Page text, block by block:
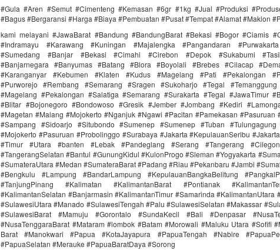
#Gula #Aren #Semut #Cimenteng #Kemasan #6gr #1kg #Jual #Produksi
#Bagus #Bergaransi #Harga #Biaya #Pembuatan #Pusat #Tempat #Alamat #Maklon
kami melayani #JawaBarat #Bandung #BandungBarat #Bekasi #Bogor #Ciamis
#Indramayu #Karawang #Kuningan #Majalengka #Pangandaran
#Sumedang #Banjar #Bekasi #Cimahi #Cirebon #Depok #Sukabumi
#Banjarnegara #Banyumas #Batang #Blora #Boyolali #Brebes #Cilacap
#Karanganyar #Kebumen #Klaten #Kudus #Magelang #Pati #Pekalongan
#Purworejo #Rembang #Semarang #Sragen #Sukoharjo #Tegal
#Magelang #Pekalongan #Salatiga #Semarang #Surakarta #Tegal #JawaTimur
#Blitar #Bojonegoro #Bondowoso #Gresik #Jember #Jombang #Kediri
#Magetan #Malang #Mojokerto #Nganjuk #Ngawi #Pacitan #Pamekasan #Pasuruan
#Sampang #Sidoarjo #Situbondo #Sumenep #Sumenep #Tuban
#Mojokerto #Pasuruan #Probolinggo #Surabaya #Jakarta #KepulauanSeribu
#Timur #Utara #banten #Lebak #Pandeglang #Serang #Tangerang
#TangerangSelatan #Bantul #GunungKidul #KulonProgo #Sleman #Yogyakarta
#SumateraUtara #Medan #SumateraBarat #Padang #Riau #Pekanbaru #Jambi
#Bengkulu #Lampung #BandarLampung #KepulauanBangkaBelitung
#TanjungPinang #Kalimatan #KalimantanBarat #Pontianak
#KalimantanSelatan #Banjarmasin #KalimantanTimur #Samarinda #KalimantanUtara
#SulawesiUtara #Manado #SulawesiTengah #Palu #SulawesiSelatan #Makassar
#SulawesiBarat #Mamuju #Gorontalo #SundaKecil #Bali #Denpasar
#NusaTenggaraBarat #Mataram #lombok #Batam #Morowali #Maluku Utara #Sofifi
Barat #Manokwari #Papua #KotaJayapura #PapuaTengah #Nabire
#PapuaSelatan #Merauke #PapuaBaratDaya #Sorong